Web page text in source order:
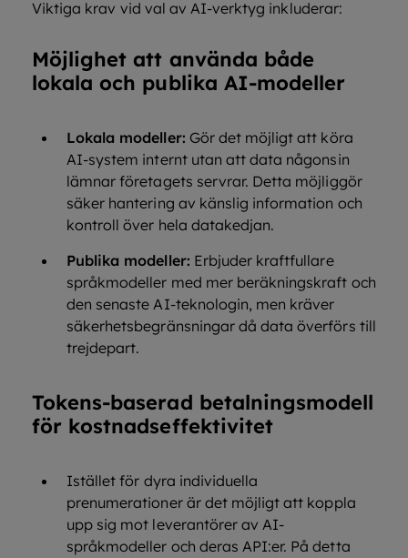
Viktiga krav vid val av AI-verktyg inkluderar:
Möjlighet att använda både
lokala och publika AI-modeller
Lokala modeller: Gör det möjligt att köra
AI-system internt utan att data någonsin
lämnar företagets servrar. Detta möjliggör
säker hantering av känslig information och
kontroll över hela datakedjan.
Publika modeller: Erbjuder kraftfullare
språkmodeller med mer beräkningskraft och
den senaste AI-teknologin, men kräver
säkerhetsbegränsningar då data överförs till
trejdepart.
Tokens-baserad betalningsmodell
för kostnadseffektivitet
Istället för dyra individuella
prenumerationer är det möjligt att koppla
upp sig mot leverantörer av AI-
språkmodeller och deras API:er. På detta